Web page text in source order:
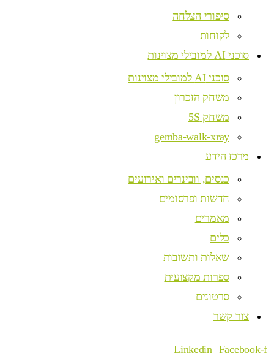
סיפורי הצלחה
לקוחות
סוכני AI למובילי מצוינות
סוכני AI למובילי מצוינות
משחק הזכרון
משחק 5S
gemba-walk-xray
מרכז הידע
כנסים, וובינרים ואירועים
חדשות ופרסומים
מאמרים
כלים
שאלות ותשובות
ספרות מקצועית
סרטונים
צור קשר
Linkedin Facebook-f